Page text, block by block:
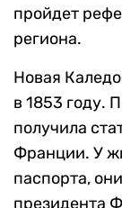
пройдет
региона.
Новая
в 1853 году.
получила
Франции. У
паспорта,
президента